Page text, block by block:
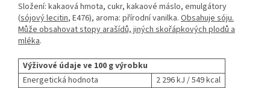
Složení: kakaová hmota, cukr, kakaové máslo, emulgátory
(sójový lecitin, E476), aroma: přírodní vanilka. Obsahuje sóju.
Může obsahovat stopy arašídů, jiných skořápkových plodů a
mléka.
Výživové údaje ve 100 g výrobku
Energetická hodnota
2 296 kJ / 549 kcal